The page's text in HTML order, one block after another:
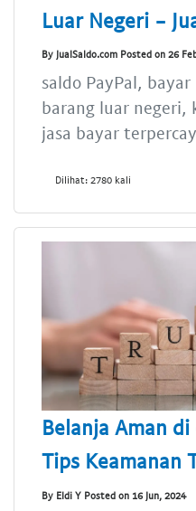
Luar Negeri -
By JualSaldo.com Posted on 26
saldo PayPal,
barang luar negeri,
jasa bayar
Dilihat: 2780 kali
Belanja Aman
Tips Keamanan
By Eldi Y Posted on 16 Jun, 2024